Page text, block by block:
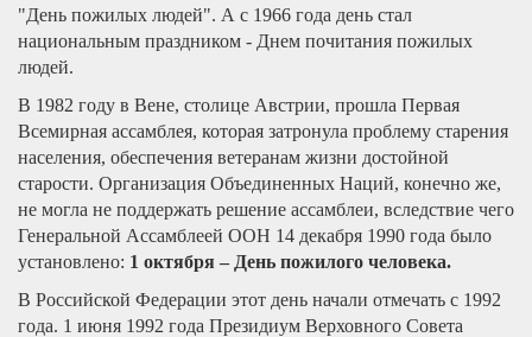
"День пожилых людей". А с 1966 года день стал
национальным праздником - Днем почитания пожилых
людей.
В 1982 году в Вене, столице Австрии, прошла Первая
Всемирная ассамблея, которая затронула проблему старения
населения, обеспечения ветеранам жизни достойной
старости. Организация Объединенных Наций, конечно же,
не могла не поддержать решение ассамблеи, вследствие чего
Генеральной Ассамблеей ООН 14 декабря 1990 года было
установлено: 1 октября – День пожилого человека.
В Российской Федерации этот день начали отмечать с 1992
года. 1 июня 1992 года Президиум Верховного Совета